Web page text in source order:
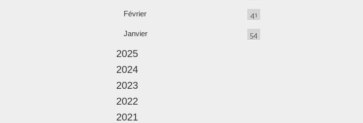
Février 41
Janvier 54
2025
2024
2023
2022
2021